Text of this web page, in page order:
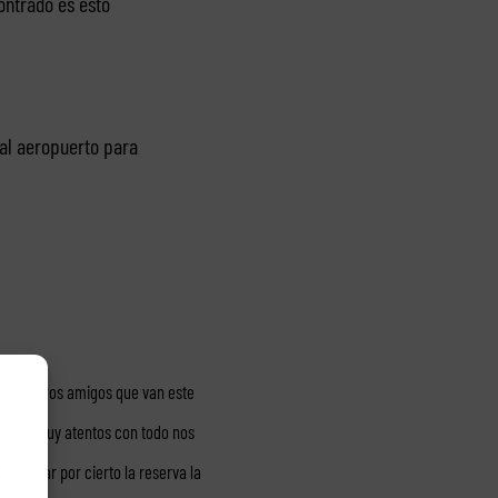
aeropuerto para
nuestros amigos que van este
muy atentos con todo nos
por cierto la reserva la